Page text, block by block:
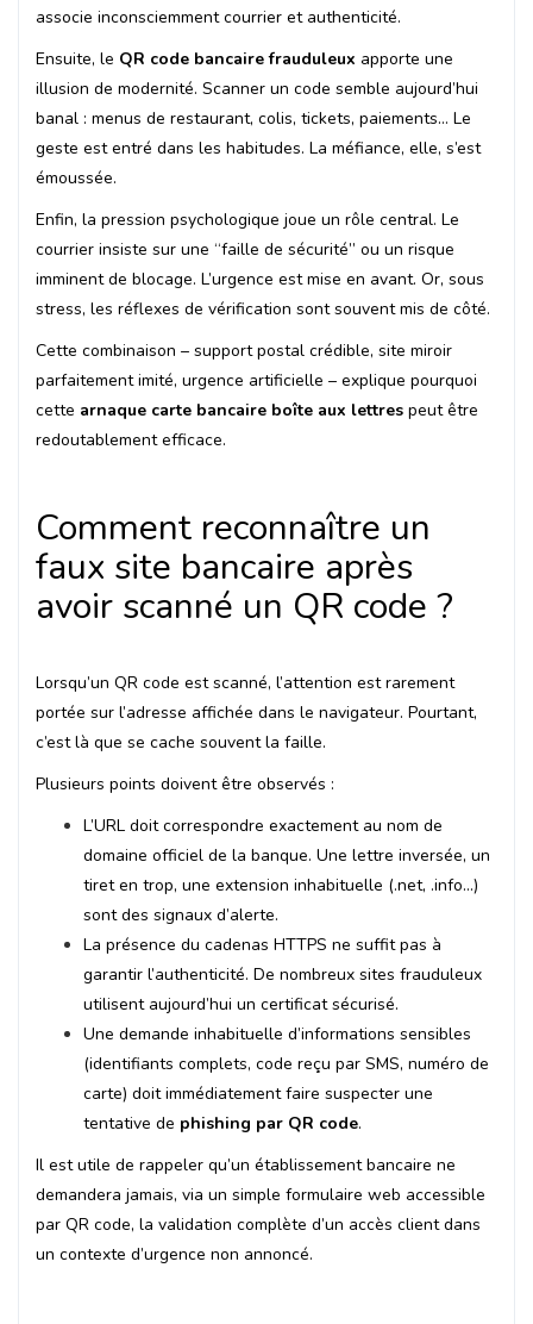
associe inconsciemment courrier et authenticité.
Ensuite, le QR code bancaire frauduleux apporte une
illusion de modernité. Scanner un code semble aujourd’hui
banal : menus de restaurant, colis, tickets, paiements… Le
geste est entré dans les habitudes. La méfiance, elle, s’est
émoussée.
Enfin, la pression psychologique joue un rôle central. Le
courrier insiste sur une “faille de sécurité” ou un risque
imminent de blocage. L’urgence est mise en avant. Or, sous
stress, les réflexes de vérification sont souvent mis de côté.
Cette combinaison – support postal crédible, site miroir
parfaitement imité, urgence artificielle – explique pourquoi
cette arnaque carte bancaire boîte aux lettres peut être
redoutablement efficace.
Comment reconnaître un
faux site bancaire après
avoir scanné un QR code ?
Lorsqu’un QR code est scanné, l’attention est rarement
portée sur l’adresse affichée dans le navigateur. Pourtant,
c’est là que se cache souvent la faille.
Plusieurs points doivent être observés :
L’URL doit correspondre exactement au nom de
domaine officiel de la banque. Une lettre inversée, un
tiret en trop, une extension inhabituelle (.net, .info…)
sont des signaux d’alerte.
La présence du cadenas HTTPS ne suffit pas à
garantir l’authenticité. De nombreux sites frauduleux
utilisent aujourd’hui un certificat sécurisé.
Une demande inhabituelle d’informations sensibles
(identifiants complets, code reçu par SMS, numéro de
carte) doit immédiatement faire suspecter une
tentative de phishing par QR code.
Il est utile de rappeler qu’un établissement bancaire ne
demandera jamais, via un simple formulaire web accessible
par QR code, la validation complète d’un accès client dans
un contexte d’urgence non annoncé.